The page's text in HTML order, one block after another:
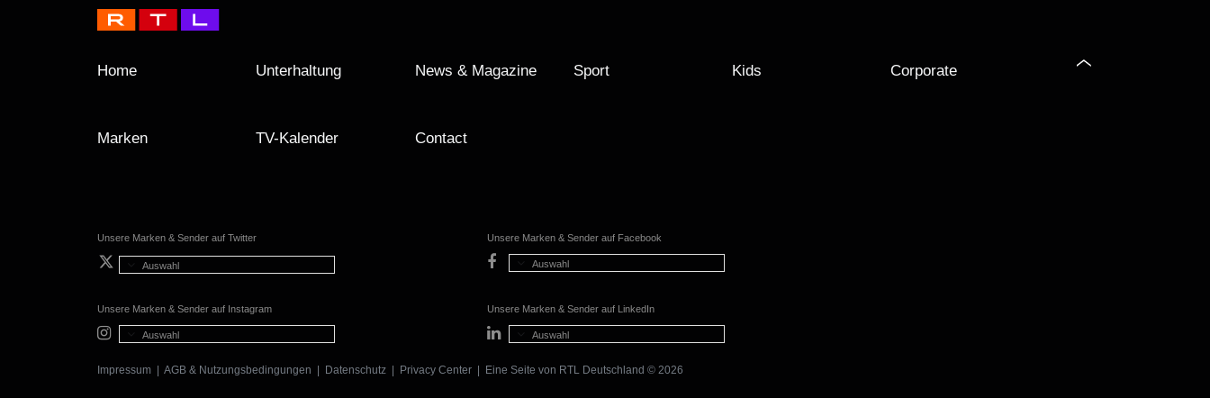
Home Unterhaltung News & Magazine Sport Kids Corporate
Marken TV-Kalender Contact
Unsere Marken & Sender auf Twitter
Auswahl
Unsere Marken & Sender auf Facebook
Auswahl
Unsere Marken & Sender auf Instagram
Auswahl
Unsere Marken & Sender auf LinkedIn
Auswahl
Impressum AGB & Nutzungsbedingungen Datenschutz Privacy Center | Eine Seite von RTL Deutschland © 2026